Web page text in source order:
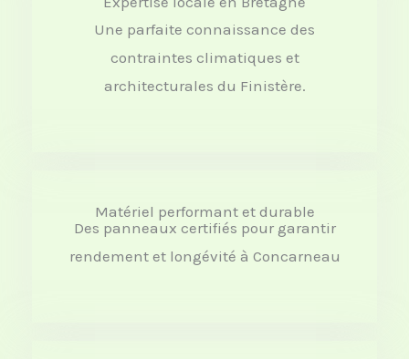
Une parfaite connaissance des
contraintes climatiques et
architecturales du Finistère.
Matériel performant et durable
Des panneaux certifiés pour garantir
rendement et longévité à Concarneau